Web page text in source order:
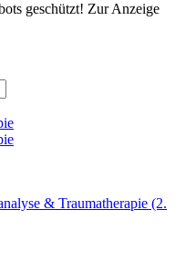
geschützt! Zur Anzeige
& Traumatherapie (2.